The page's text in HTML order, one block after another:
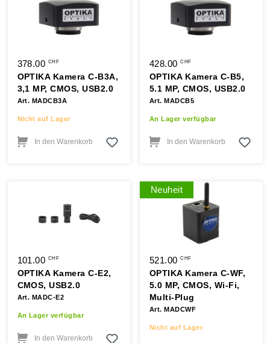
378.00 CHF
OPTIKA Kamera C-B3A,
3,1 MP, CMOS, USB2.0
Art. MADCB3A
Nicht auf Lager
In den Warenkorb
428.00CHF
OPTIKA Kamera C-B5,
5.1 MP, CMOS, USB2.0
Art. MADCB5
An Lager verfügbar
In den Warenkorb
101.00 CHF
OPTIKA Kamera C-E2,
CMOS, USB2.0
Art. MADC-E2
An Lager verfügbar
In den Warenkorb
Neuheit
521.00CHF
OPTIKA Kamera C-WF,
5.0 MP, CMOS, Wi-Fi,
Multi-Plug
Art. MADCWF
Nicht auf Lager